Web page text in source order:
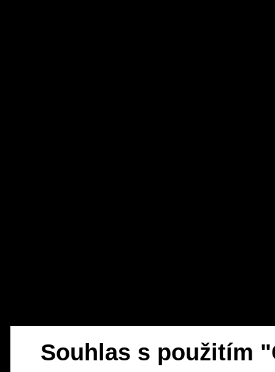
Souhlas s použitím